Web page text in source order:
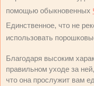
помощью обыкновенных
Единственное, что не
использовать
Благодаря высоким
правильном уходе за
что она прослужит вам